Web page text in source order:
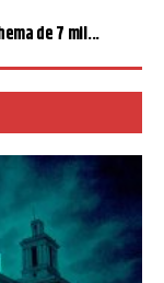
de 7 mil...